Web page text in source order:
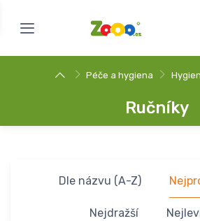
Péče a hygiena
Ručníky
Dle názvu (A-Z)
Nejdražší